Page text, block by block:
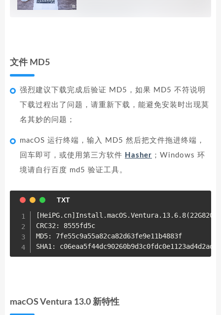
文件 MD5
强烈建议下载完成后验证 MD5，如果 MD5 不符说明
下载过程出了问题，请重新下载，能避免安装时出现莫
名其妙的问题；
macOS 运行终端，输入 MD5 然后把文件拖进终端，
回车即可，或使用第三方软件 Hasher ；Windows 环
境请自行百度 md5 验证工具。
CRC32: 8555fd5c
MD5: 7fe55c9a55a82ca82d63fe9e11b4883f
SHA1: c06eaa5f44dc90260b9d3c0fdc0e1123ad4d2ad7
macOS Ventura 13.0 新特性